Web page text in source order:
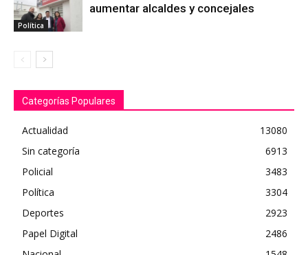
Política
aumentar alcaldes y concejales
Categorías Populares
Actualidad
13080
Sin categoría
6913
Policial
3483
Política
3304
Deportes
2923
Papel Digital
2486